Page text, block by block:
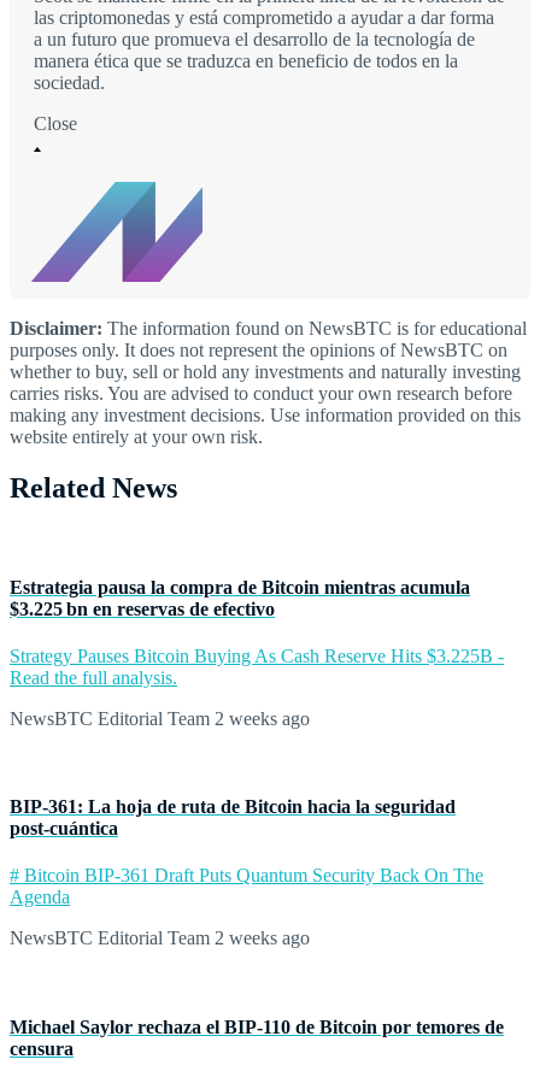
las criptomonedas y está comprometido a ayudar a dar forma
a un futuro que promueva el desarrollo de la tecnología de
manera ética que se traduzca en beneficio de todos en la
sociedad.
Close
Disclaimer: The information found on NewsBTC is for educational
purposes only. It does not represent the opinions of NewsBTC on
whether to buy, sell or hold any investments and naturally investing
carries risks. You are advised to conduct your own research before
making any investment decisions. Use information provided on this
website entirely at your own risk.
Related News
Estrategia pausa la compra de Bitcoin mientras acumula
$3.225 bn en reservas de efectivo
Strategy Pauses Bitcoin Buying As Cash Reserve Hits $3.225B -
Read the full analysis.
NewsBTC Editorial Team 2 weeks ago
BIP‑361: La hoja de ruta de Bitcoin hacia la seguridad
post‑cuántica
# Bitcoin BIP-361 Draft Puts Quantum Security Back On The
Agenda
NewsBTC Editorial Team 2 weeks ago
Michael Saylor rechaza el BIP‑110 de Bitcoin por temores de
censura